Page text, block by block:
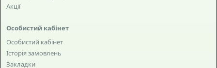
Акції
Особистий кабінет
Особистий кабінет
Історія замовлень
Закладки